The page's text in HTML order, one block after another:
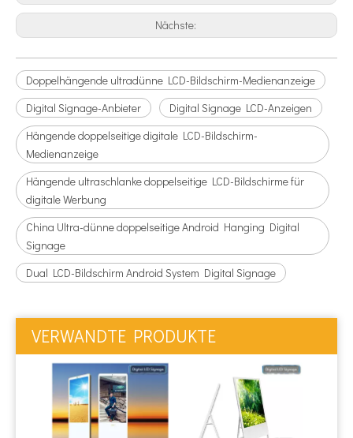
Nächste:
Doppelhängende ultradünne LCD-Bildschirm-Medienanzeige
Digital Signage-Anbieter
Digital Signage LCD-Anzeigen
Hängende doppelseitige digitale LCD-Bildschirm-
Medienanzeige
Hängende ultraschlanke doppelseitige LCD-Bildschirme für
digitale Werbung
China Ultra-dünne doppelseitige Android Hanging Digital
Signage
Dual LCD-Bildschirm Android System Digital Signage
VERWANDTE PRODUKTE